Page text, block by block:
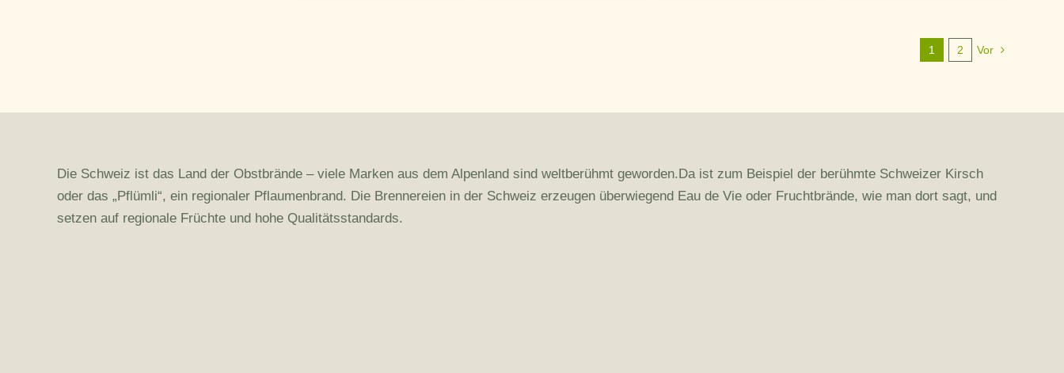
1 2 Vor
Die Schweiz ist das Land der Obstbrände – viele Marken aus dem Alpenland sind weltberühmt geworden.Da ist zum Beispiel der berühmte Schweizer Kirsch
oder das „Pflümli“, ein regionaler Pflaumenbrand. Die Brennereien in der Schweiz erzeugen überwiegend Eau de Vie oder Fruchtbrände, wie man dort sagt, und
setzen auf regionale Früchte und hohe Qualitätsstandards.